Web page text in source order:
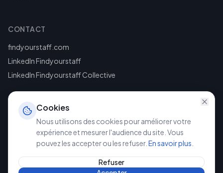
CONTACT
findyourstaff.com
LinkedIn Findyourstaff
LinkedIn Findyourstaff Collective
©2026Findyourstaff. Tous droits réservés.
Politique de confidentialité
Cookies
Nous utilisons des cookies pour améliorer votre
expérience et mesurer l'audience du site. Vous
pouvez les accepter ou les refuser. En savoir plus
Refuser